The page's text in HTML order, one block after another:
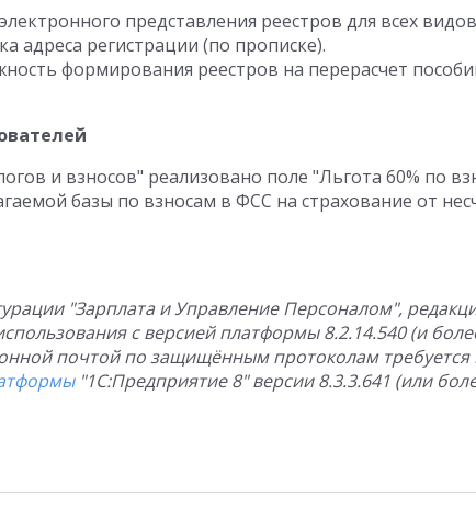
представления реестров для всех
адреса регистрации (по прописке).
формирования реестров на перерасчет
и взносов" реализовано поле "Льгота 60% по
базы по взносам в ФСС на страхование от
"Зарплата и Управление Персоналом",
с версией платформы 8.2.14.540 (и
почтой по защищённым протоколам требуется
"1С:Предприятие 8" версии 8.3.3.641 (или